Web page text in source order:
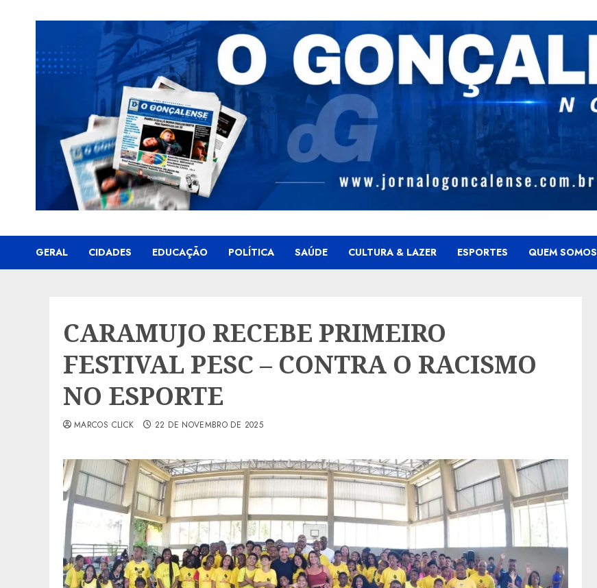
GERAL CIDADES EDUCAÇÃO POLÍTICA SAÚDE CULTURA & LAZER ESPORTES QUEM SOMOS
CARAMUJO RECEBE PRIMEIRO
FESTIVAL PESC – CONTRA O RACISMO
NO ESPORTE
MARCOS CLICK 22 DE NOVEMBRO DE 2025